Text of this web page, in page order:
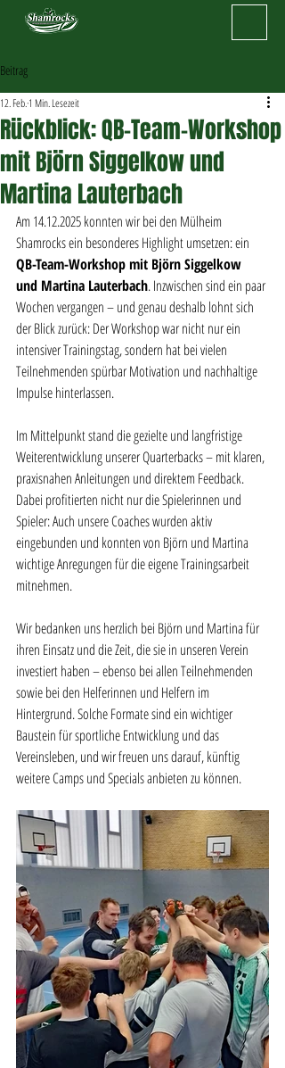
Beitrag
Rückblick: QB-Team-Workshop
mit Björn Siggelkow und
Martina Lauterbach
12. Feb.1 Min. Lesezeit
Am 14.12.2025 konnten wir bei den Mülheim
Shamrocks ein besonderes Highlight umsetzen: ein
QB-Team-Workshop mit Björn Siggelkow
und Martina Lauterbach. Inzwischen sind ein paar
Wochen vergangen – und genau deshalb lohnt sich
der Blick zurück: Der Workshop war nicht nur ein
intensiver Trainingstag, sondern hat bei vielen
Teilnehmenden spürbar Motivation und nachhaltige
Impulse hinterlassen.
Im Mittelpunkt stand die gezielte und langfristige
Weiterentwicklung unserer Quarterbacks – mit klaren,
praxisnahen Anleitungen und direktem Feedback.
Dabei profitierten nicht nur die Spielerinnen und
Spieler: Auch unsere Coaches wurden aktiv
eingebunden und konnten von Björn und Martina
wichtige Anregungen für die eigene Trainingsarbeit
mitnehmen.
Wir bedanken uns herzlich bei Björn und Martina für
ihren Einsatz und die Zeit, die sie in unseren Verein
investiert haben – ebenso bei allen Teilnehmenden
sowie bei den Helferinnen und Helfern im
Hintergrund. Solche Formate sind ein wichtiger
Baustein für sportliche Entwicklung und das
Vereinsleben, und wir freuen uns darauf, künftig
weitere Camps und Specials anbieten zu können.